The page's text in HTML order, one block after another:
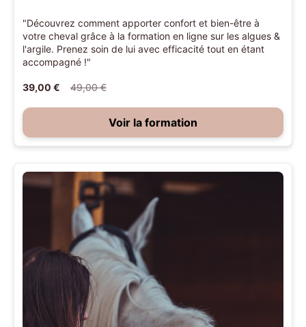
"Découvrez comment apporter confort et bien-être à
votre cheval grâce à la formation en ligne sur les algues &
l'argile. Prenez soin de lui avec efficacité tout en étant
accompagné !"
39,00 € 49,00 €
Voir la formation